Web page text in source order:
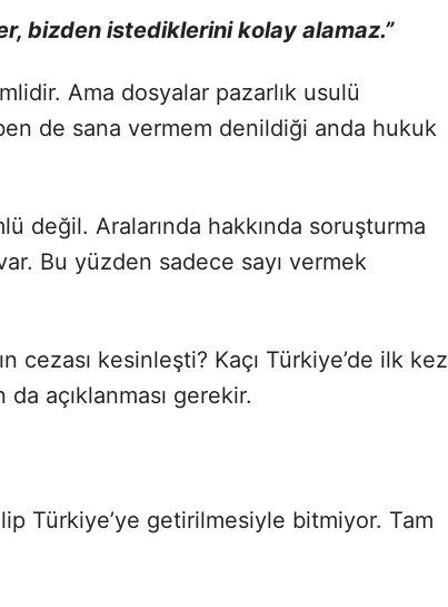
bizden istediklerini kolay alamaz.”
Ama dosyalar pazarlık usulü
de sana vermem denildiği anda hukuk
değil. Aralarında hakkında soruşturma
Bu yüzden sadece sayı vermek
cezası kesinleşti? Kaçı Türkiye’de ilk kez
da açıklanması gerekir.
Türkiye’ye getirilmesiyle bitmiyor. Tam